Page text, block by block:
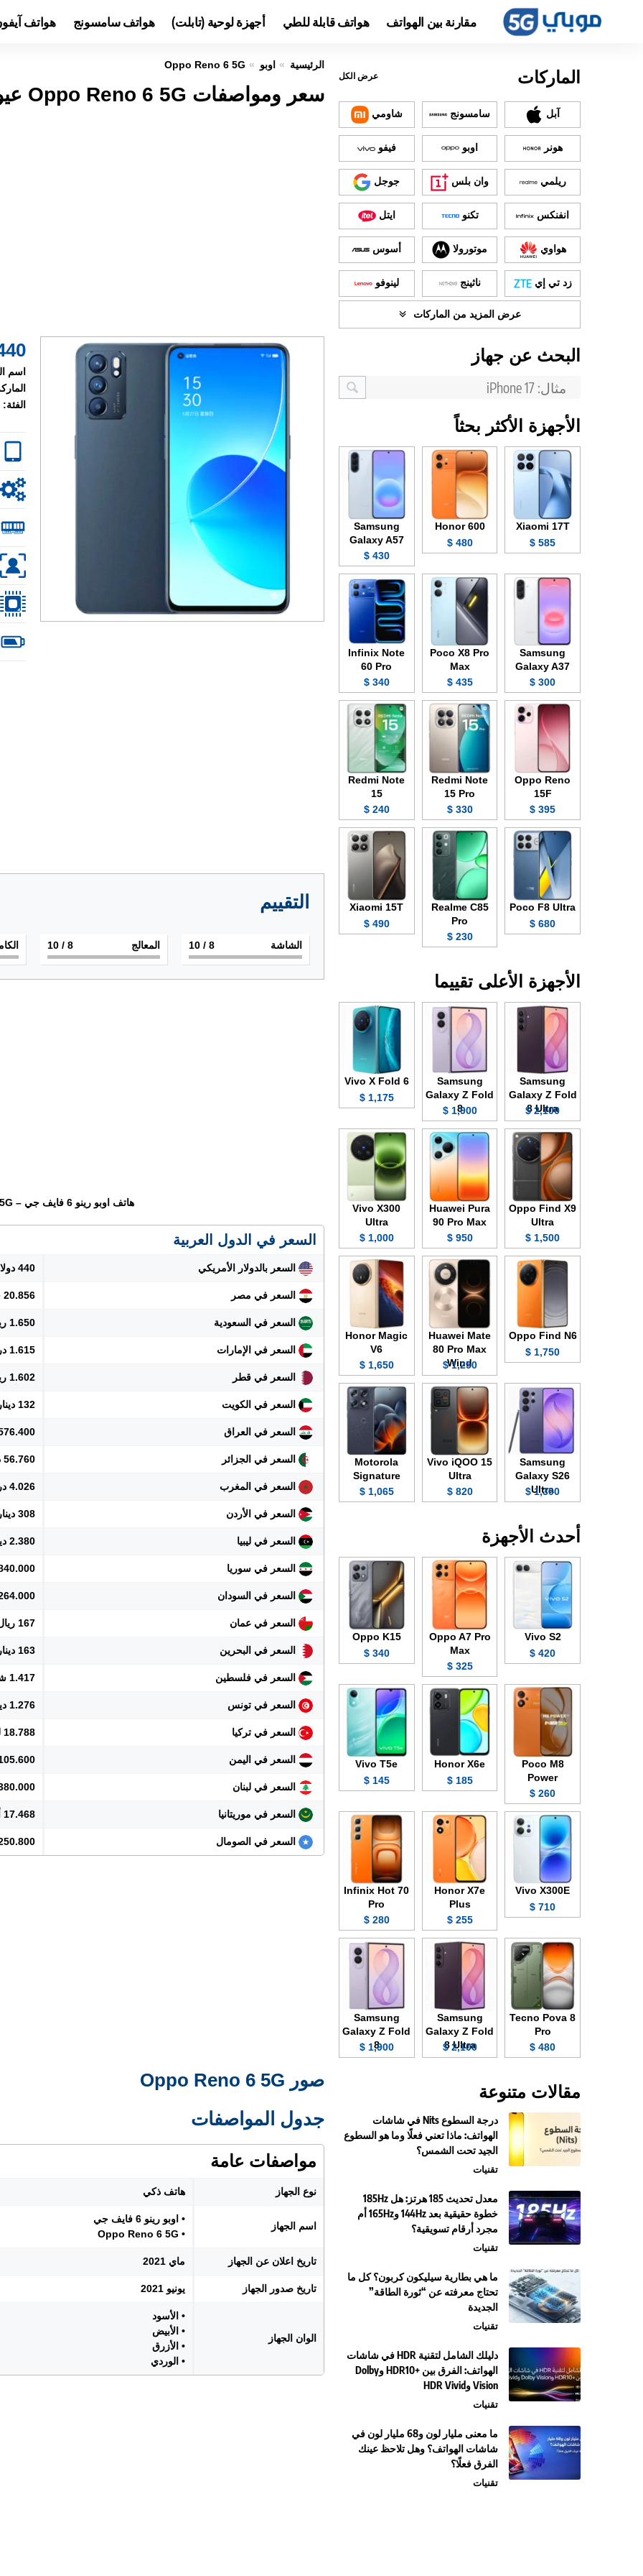
مقارنة بين الهواتف هواتف قابلة للطي أجهزة لوحية (تابلت) هواتف سامسونج هواتف
الرئيسية اوبو Oppo Reno 6 5G
سعر ومواصفات Oppo Reno 6 5G عيوب ومميزات
$
اسم
الفئة:
التقييم
الشاشة 8
/ 10 المعالج 8
/ 10
هاتف اوبو رينو 6 فايف جي – Oppo Reno 6 5G
السعر في الدول العربية
السعر بالدولار الأمريكي 440 دولار
السعر في مصر 20.856 جنيه
السعر في السعودية 1.650 ريال
السعر في الإمارات 1.615 درهم
السعر في قطر 1.602 ريال
السعر في الكويت 132 دينار
السعر في العراق 576.400
السعر في الجزائر 56.760 دينار
السعر في المغرب 4.026 درهم
السعر في الأردن 308 دينار
السعر في ليبيا 2.380 دينار
السعر في سوريا 4.840.000
السعر في السودان 264.000
السعر في عمان 167 ريال
السعر في البحرين 163 دينار
السعر في فلسطين 1.417 شيكل
السعر في تونس 1.276 دينار
السعر في تركيا 18.788 ليرة
السعر في اليمن 105.600
السعر في لبنان
السعر في موريتانيا 17.468 أوقية
السعر في الصومال 250.800
صور Oppo Reno 6 5G
جدول المواصفات
مواصفات عامة
نوع الجهاز هاتف ذكي
اسم الجهاز
• اوبو رينو 6 فايف جي
• Oppo Reno 6 5G
تاريخ اعلان عن الجهاز ماي 2021
تاريخ صدور الجهاز يونيو 2021
الوان الجهاز
• الأسود
• الأبيض
• الأزرق
• الوردي
الماركات عرض الكل
آبل سامسونج شاومي
هونر اوبو فيفو
ريلمي وان بلس جوجل
انفنكس تكنو ايتل
هواوي موتورولا أسوس
زد تي إي ناثينج لينوفو
عرض المزيد من الماركات
البحث عن جهاز
الأجهزة الأكثر بحثاً
Xiaomi 17T
585 $
Honor 600
480 $
Samsung
Galaxy A57
430 $
Samsung
Galaxy A37
300 $
Poco X8 Pro
Max
435 $
Infinix Note
60 Pro
340 $
Oppo Reno
15F
395 $
Redmi Note
15 Pro
330 $
Redmi Note
15
240 $
Poco F8 Ultra
680 $
Realme C85
Pro
230 $
Xiaomi 15T
490 $
الأجهزة الأعلى تقييما
Samsung
Galaxy Z Fold
8 Ultra
2,100 $
Samsung
Galaxy Z Fold
8
1,900 $
Vivo X Fold 6
1,175 $
Oppo Find X9
Ultra
1,500 $
Huawei Pura
90 Pro Max
950 $
Vivo X300
Ultra
1,000 $
Oppo Find N6
1,750 $
Huawei Mate
80 Pro Max
Wind
1,250 $
Honor Magic
V6
1,650 $
Samsung
Galaxy S26
Ultra
1,300 $
Vivo iQOO 15
Ultra
820 $
Motorola
Signature
1,065 $
أحدث الأجهزة
Vivo S2
420 $
Oppo A7 Pro
Max
325 $
Oppo K15
340 $
Poco M8
Power
260 $
Honor X6e
185 $
Vivo T5e
145 $
Vivo X300E
710 $
Honor X7e
Plus
255 $
Infinix Hot 70
Pro
280 $
Tecno Pova 8
Pro
480 $
Samsung
Galaxy Z Fold
8 Ultra
2,100 $
Samsung
Galaxy Z Fold
8
1,900 $
مقالات متنوعة
درجة السطوع Nits في شاشات
الهواتف: ماذا تعني فعلًا وما هو السطوع
الجيد تحت الشمس؟
تقنيات
معدل تحديث 185 هرتز: هل 185Hz
خطوة حقيقية بعد 144Hz و165Hz أم
مجرد أرقام تسويقية؟
تقنيات
ما هي بطارية سيليكون كربون؟ كل ما
تحتاج معرفته عن “ثورة الطاقة”
الجديدة
تقنيات
دليلك الشامل لتقنية HDR في شاشات
الهواتف: الفرق بين +HDR10 وDolby
Vision وHDR Vivid
تقنيات
ما معنى مليار لون و68 مليار لون في
شاشات الهواتف؟ وهل تلاحظ عينك
الفرق فعلًا؟
تقنيات